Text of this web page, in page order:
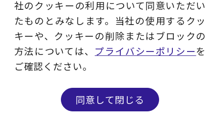
YouTube
レイヤーズのサービス内容からお客様イン
タビューまで、動画でわかりやすくお届け
社のクッキーの利用について同意いただい
たものとみなします。当社の使用するクッ
キーや、クッキーの削除またはブロックの
方法については、 プライバシーポリシーを
ご確認ください。
同意して閉じる